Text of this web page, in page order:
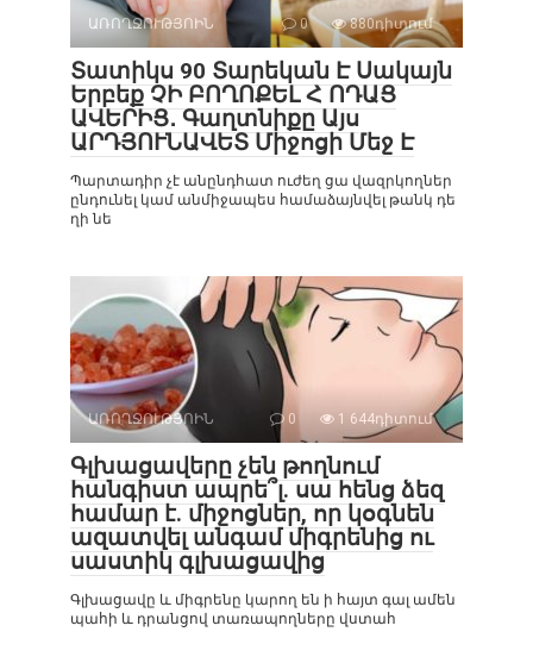
ԱՌՈՂՋՈՒԹՅՈԻՆ 0 880դիտում
Տատիկս 90 Տարեկան Է Սակայն
Երբեք ՉԻ ԲՈՂՈՔԵԼ Հ ՈԴԱՑ
ԱՎԵՐԻՑ․ Գաղտնիքը Այս
ԱՐԴՅՈՒՆԱՎԵՏ Միջոցի Մեջ Է
Պարտադիր չէ անընդհատ ուժեղ ցա վազրկողներ
ընդունել կամ անմիջապես համաձայնվել թանկ դե
ղի նե
ԱՌՈՂՋՈՒԹՅՈԻՆ 0 1 644դիտում
Գլխացավերը չեն թողնում
հանգիստ ապրե՞լ. սա հենց ձեզ
համար է. միջոցներ, որ կօգնեն
ազատվել անգամ միգրենից ու
սաստիկ գլխացավից
Գլխացավը և միգրենը կարող են ի հայտ գալ ամեն
պահի և դրանցով տառապողները վստահ